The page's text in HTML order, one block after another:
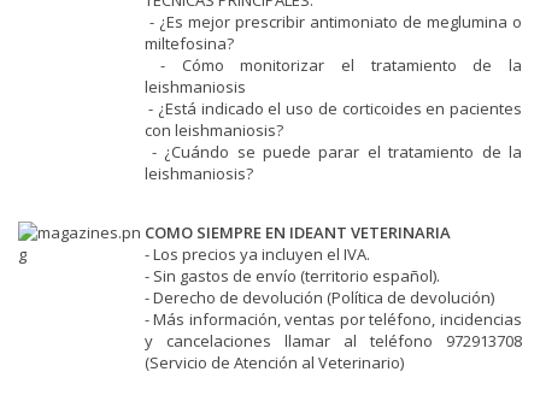
- ¿Es mejor prescribir antimoniato de meglumina o
miltefosina?
- Cómo monitorizar el tratamiento de la
leishmaniosis
- ¿Está indicado el uso de corticoides en pacientes
con leishmaniosis?
- ¿Cuándo se puede parar el tratamiento de la
leishmaniosis?
COMO SIEMPRE EN IDEANT VETERINARIA
- Los precios ya incluyen el IVA.
- Sin gastos de envío (territorio español).
- Derecho de devolución (Política de devolución)
- Más información, ventas por teléfono, incidencias
y cancelaciones llamar al teléfono 972913708
(Servicio de Atención al Veterinario)